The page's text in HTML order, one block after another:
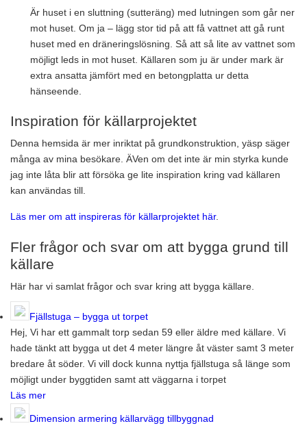
Är huset i en sluttning (sutteräng) med lutningen som går ner
mot huset. Om ja – lägg stor tid på att få vattnet att gå runt
huset med en dräneringslösning. Så att så lite av vattnet som
möjligt leds in mot huset. Källaren som ju är under mark är
extra ansatta jämfört med en betongplatta ur detta
hänseende.
Inspiration för källarprojektet
Denna hemsida är mer inriktat på grundkonstruktion, yäsp säger
många av mina besökare. ÄVen om det inte är min styrka kunde
jag inte låta blir att försöka ge lite inspiration kring vad källaren
kan användas till.
Läs mer om att inspireras för källarprojektet här.
Fler frågor och svar om att bygga grund till
källare
Här har vi samlat frågor och svar kring att bygga källare.
Fjällstuga – bygga ut torpet
Hej, Vi har ett gammalt torp sedan 59 eller äldre med källare. Vi
hade tänkt att bygga ut det 4 meter längre åt väster samt 3 meter
bredare åt söder. Vi vill dock kunna nyttja fjällstuga så länge som
möjligt under byggtiden samt att väggarna i torpet
Läs mer
Dimension armering källarvägg tillbyggnad